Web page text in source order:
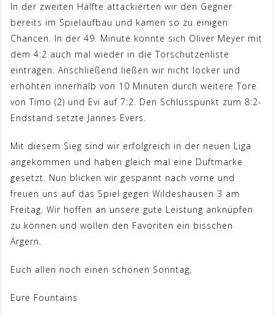
In der zweiten Hälfte attackierten wir den Gegner
bereits im Spielaufbau und kamen so zu einigen
Chancen. In der 49. Minute konnte sich Oliver Meyer mit
dem 4:2 auch mal wieder in die Torschützenliste
eintragen. Anschließend ließen wir nicht locker und
erhöhten innerhalb von 10 Minuten durch weitere Tore
von Timo (2) und Evi auf 7:2. Den Schlusspunkt zum 8:2-
Endstand setzte Jannes Evers.
Mit diesem Sieg sind wir erfolgreich in der neuen Liga
angekommen und haben gleich mal eine Duftmarke
gesetzt. Nun blicken wir gespannt nach vorne und
freuen uns auf das Spiel gegen Wildeshausen 3 am
Freitag. Wir hoffen an unsere gute Leistung anknüpfen
zu können und wollen den Favoriten ein bisschen
Ärgern.
Euch allen noch einen schönen Sonntag,
Eure Fountains